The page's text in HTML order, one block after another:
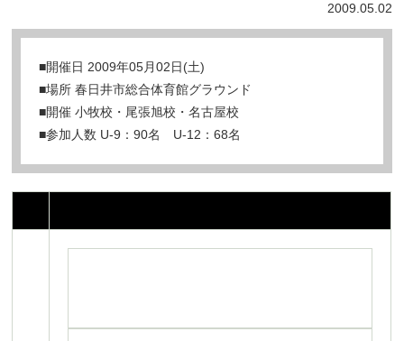
2009.05.02
■開催日 2009年05月02日(土)
■場所 春日井市総合体育館グラウンド
■開催 小牧校・尾張旭校・名古屋校
■参加人数 U-9：90名 U-12：68名